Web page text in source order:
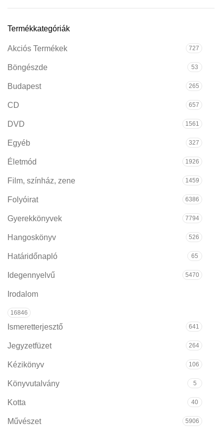
Termékkategóriák
Akciós Termékek 727
Böngészde 53
Budapest 265
CD 657
DVD 1561
Egyéb 327
Életmód 1926
Film, színház, zene 1459
Folyóirat 6386
Gyerekkönyvek 7794
Hangoskönyv 526
Határidőnapló 65
Idegennyelvű 5470
Irodalom
16846
Ismeretterjesztő 641
Jegyzetfüzet 264
Kézikönyv 106
Könyvutalvány 5
Kotta 40
Művészet 5906